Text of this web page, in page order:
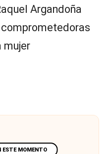
Argandoña
mujer